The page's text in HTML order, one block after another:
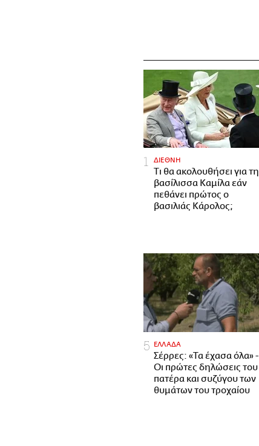
ΔΙΕΘΝΗ
Τι θα ακολουθήσει για τη
βασίλισσα Καμίλα εάν
πεθάνει πρώτος ο
βασιλιάς Κάρολος;
ΕΛΛΑΔΑ
Σέρρες: «Τα έχασα όλα» -
Οι πρώτες δηλώσεις του
πατέρα και συζύγου των
θυμάτων του τροχαίου